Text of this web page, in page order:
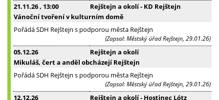
21.11.26, 13:00
Rejštejn a okolí - KD Rejštejn
Vánoční tvoření v kulturním domě
Pořádá SDH Rejštejn s podporou města Rejštejn
(Zapsal: Městský úřad Rejštejn, 29.01.26)
05.12.26
Rejštejn a okolí
Mikuláš, čert a anděl obcházejí Rejštejn
Pořádá SDH Rejštejn s podporou města Rejštejn
(Zapsal: Městský úřad Rejštejn, 29.01.26)
12.12.26
Rejštejn a okolí - Hostinec Lótz